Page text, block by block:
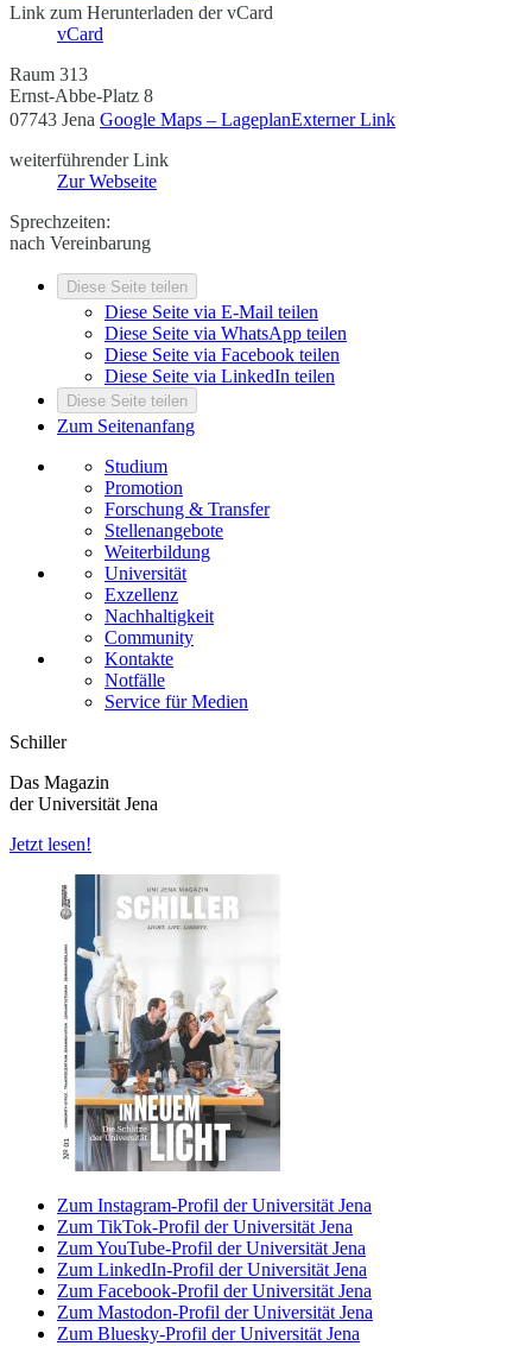
Link zum Herunterladen der vCard
vCard
Raum 313
Ernst-Abbe-Platz 8
07743 Jena Google Maps – LageplanExterner Link
weiterführender Link
Zur Webseite
Sprechzeiten:
nach Vereinbarung
Diese Seite teilen
Diese Seite via E-Mail teilen
Diese Seite via WhatsApp teilen
Diese Seite via Facebook teilen
Diese Seite via LinkedIn teilen
Diese Seite teilen
Zum Seitenanfang
Studium
Promotion
Forschung & Transfer
Stellenangebote
Weiterbildung
Universität
Exzellenz
Nachhaltigkeit
Community
Kontakte
Notfälle
Service für Medien
Schiller
Das Magazin
der Universität Jena
Jetzt lesen!
Zum Instagram-Profil der Universität Jena
Zum TikTok-Profil der Universität Jena
Zum YouTube-Profil der Universität Jena
Zum LinkedIn-Profil der Universität Jena
Zum Facebook-Profil der Universität Jena
Zum Mastodon-Profil der Universität Jena
Zum Bluesky-Profil der Universität Jena